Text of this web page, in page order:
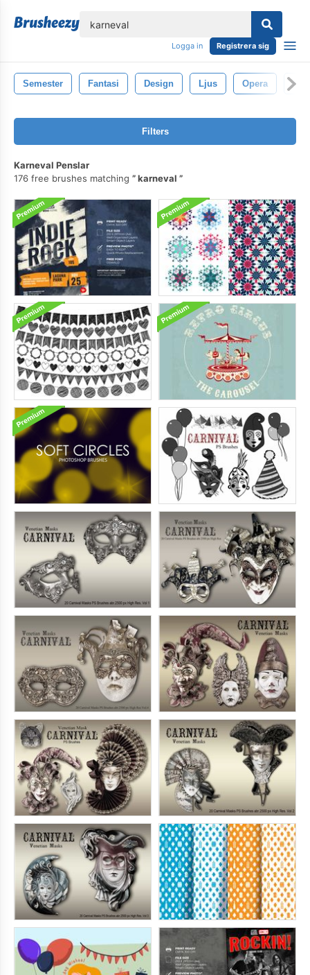
Logga in Registrera sig
Semester Fantasi Design Ljus Opera
Filters
Karneval Penslar
176 free brushes matching
karneval